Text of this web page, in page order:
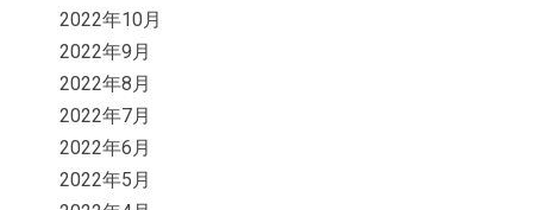
2022年10月
2022年9月
2022年8月
2022年7月
2022年6月
2022年5月